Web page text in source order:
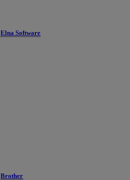
Elna Software
Brother